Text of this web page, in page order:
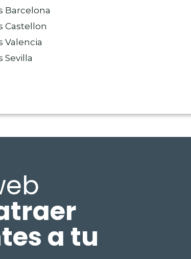
Barcelona
Castellon
Valencia
Sevilla
a tu